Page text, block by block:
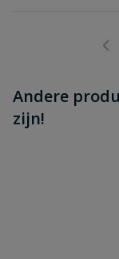
Andere
zijn!